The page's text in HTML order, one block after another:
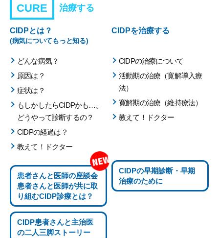
CURE 治療する
CIDPとは？
(病気についてもっと知る)
どんな病気？
原因は？
症状は？
もしかしたらCIDPかも…。
どうやって診断するの？
CIDPの経過は？
教えて！ドクター
CIDPを治療する
CIDPの治療について
活動期の治療（寛解導入療
法）
寛解期の治療（維持療法）
教えて！ドクター
患者さんと医師の座談会
患者さんと医師が共に取
り組むCIDP診療とは？
CIDPの早期診断・早期
治療のために
CIDP患者さんと主治医
の二人三脚ストーリー